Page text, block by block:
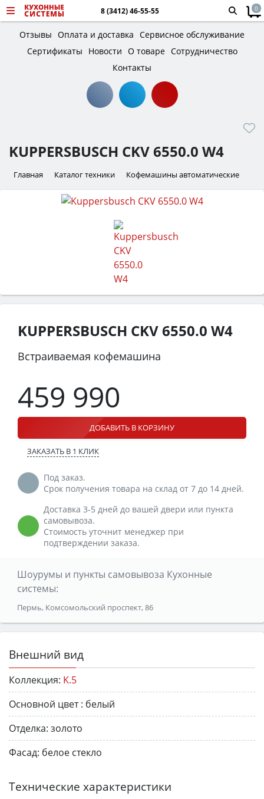
8 (3412) 46-55-55 0
Отзывы Оплата и доставка Сервисное обслуживание
Сертификаты
Новости О товаре Сотрудничество
Контакты
KUPPERSBUSCH CKV 6550.0 W4
Главная Каталог техники Кофемашины автоматические
KUPPERSBUSCH CKV 6550.0 W4
Встраиваемая кофемашина
459 990
ДОБАВИТЬ В КОРЗИНУ
ЗАКАЗАТЬ В 1 КЛИК
Под заказ.
Срок получения товара на склад от 7 до 14 дней.
Доставка 3-5 дней до вашей двери или пункта
самовывоза.
Стоимость уточнит менеджер при
подтверждении заказа.
Шоурумы и пункты самовывоза Кухонные
системы:
Пермь, Комсомольский проспект, 86
Внешний вид
Коллекция: K.5
Основной цвет : белый
Отделка: золото
Фасад: белое стекло
Технические характеристики